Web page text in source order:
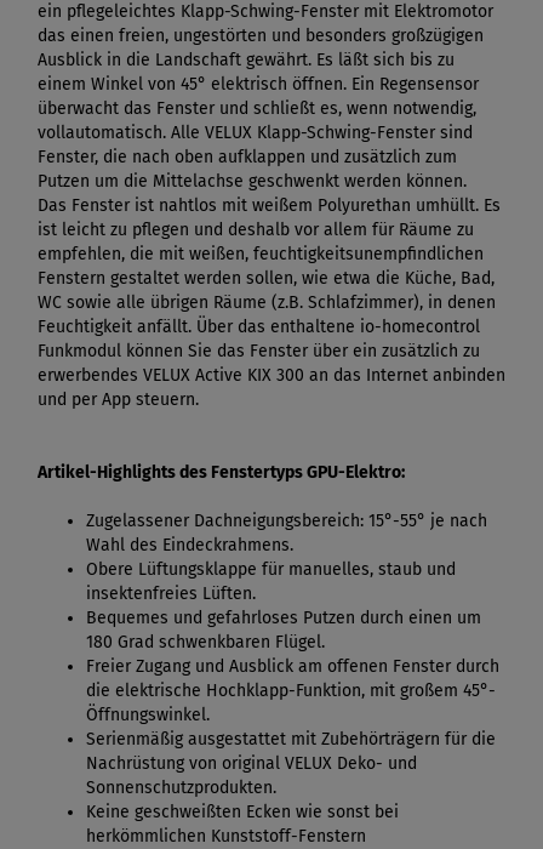
ein pflegeleichtes Klapp-Schwing-Fenster mit Elektromotor
das einen freien, ungestörten und besonders großzügigen
Ausblick in die Landschaft gewährt. Es läßt sich bis zu
einem Winkel von 45° elektrisch öffnen. Ein Regensensor
überwacht das Fenster und schließt es, wenn notwendig,
vollautomatisch. Alle VELUX Klapp-Schwing-Fenster sind
Fenster, die nach oben aufklappen und zusätzlich zum
Putzen um die Mittelachse geschwenkt werden können.
Das Fenster ist nahtlos mit weißem Polyurethan umhüllt. Es
ist leicht zu pflegen und deshalb vor allem für Räume zu
empfehlen, die mit weißen, feuchtigkeitsunempfindlichen
Fenstern gestaltet werden sollen, wie etwa die Küche, Bad,
WC sowie alle übrigen Räume (z.B. Schlafzimmer), in denen
Feuchtigkeit anfällt. Über das enthaltene io-homecontrol
Funkmodul können Sie das Fenster über ein zusätzlich zu
erwerbendes VELUX Active KIX 300 an das Internet anbinden
und per App steuern.
Artikel-Highlights des Fenstertyps GPU-Elektro:
Zugelassener Dachneigungsbereich: 15°-55° je nach
Wahl des Eindeckrahmens.
Obere Lüftungsklappe für manuelles, staub und
insektenfreies Lüften.
Bequemes und gefahrloses Putzen durch einen um
180 Grad schwenkbaren Flügel.
Freier Zugang und Ausblick am offenen Fenster durch
die elektrische Hochklapp-Funktion, mit großem 45°-
Öffnungswinkel.
Serienmäßig ausgestattet mit Zubehörträgern für die
Nachrüstung von original VELUX Deko- und
Sonnenschutzprodukten.
Keine geschweißten Ecken wie sonst bei
herkömmlichen Kunststoff-Fenstern